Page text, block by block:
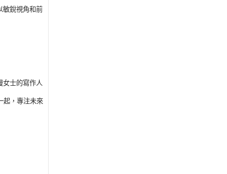
銳視角和前
女士的寫作人
起，專注未來